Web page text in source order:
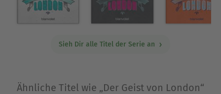
Sieh Dir alle Titel der Serie an
Ähnliche Titel wie „Der Geist von London“